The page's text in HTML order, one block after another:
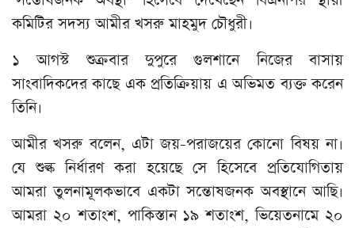
কমিটির সদস্য আমীর খসরু মাহমুদ চৌধুরী।
১ আগস্ট শুক্রবার দুপুরে গুলশানে নিজের বাসায়
সাংবাদিকদের কাছে এক প্রতিক্রিয়ায় এ অভিমত ব্যক্ত করেন
তিনি।
আমীর খসরু বলেন, এটা জয়-পরাজয়ের কোনো বিষয় না।
যে শুল্ক নির্ধারণ করা হয়েছে সে হিসেবে প্রতিযোগিতায়
আমরা তুলনামূলকভাবে একটা সন্তোষজনক অবস্থানে আছি।
আমরা ২০ শতাংশ, পাকিস্তান ১৯ শতাংশ, ভিয়েতনামে ২০